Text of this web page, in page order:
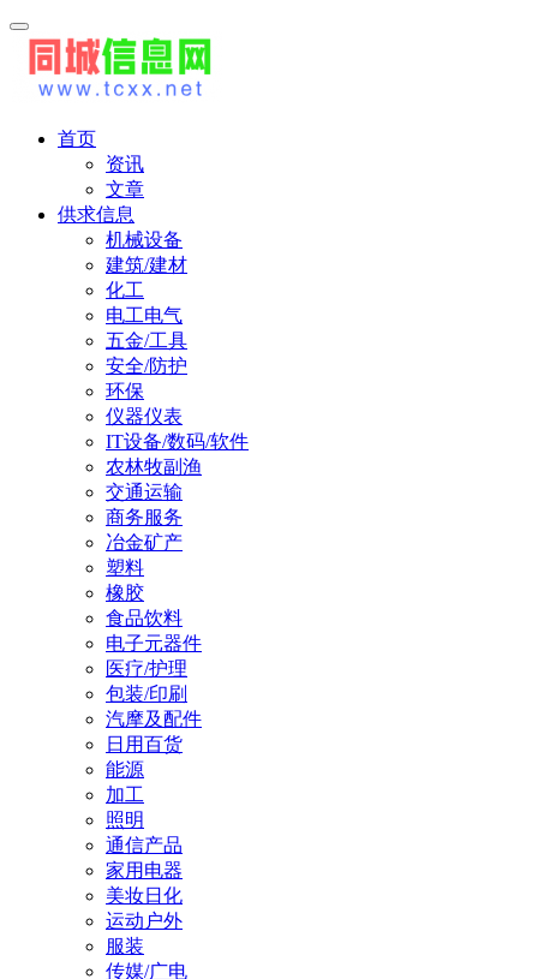
首页
资讯
文章
供求信息
机械设备
建筑/建材
化工
电工电气
五金/工具
安全/防护
环保
仪器仪表
IT设备/数码/软件
农林牧副渔
交通运输
商务服务
冶金矿产
塑料
橡胶
食品饮料
电子元器件
医疗/护理
包装/印刷
汽摩及配件
日用百货
能源
加工
照明
通信产品
家用电器
美妆日化
运动户外
服装
传媒/广电